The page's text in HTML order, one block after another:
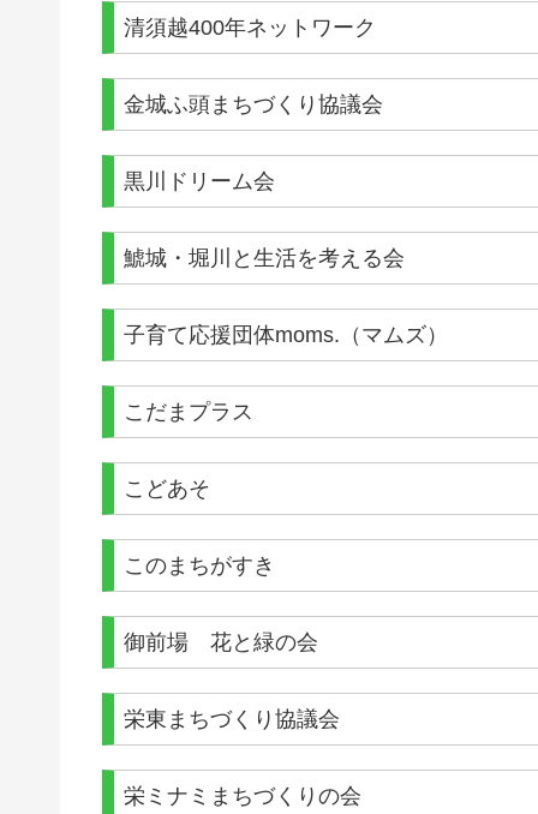
清須越400年ネットワーク
金城ふ頭まちづくり協議会
黒川ドリーム会
鯱城・堀川と生活を考える会
子育て応援団体moms.（マムズ）
こだまプラス
こどあそ
このまちがすき
御前場 花と緑の会
栄東まちづくり協議会
栄ミナミまちづくりの会